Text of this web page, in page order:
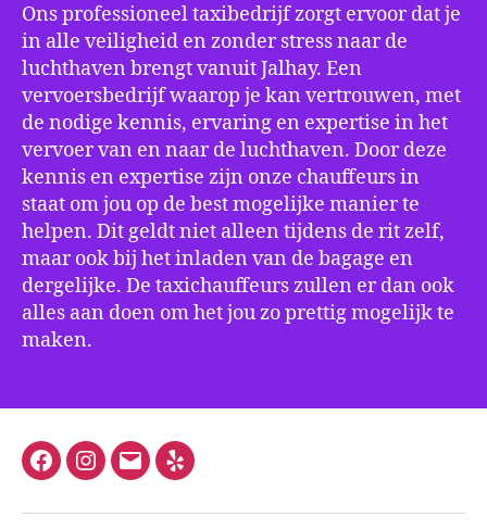
Ons professioneel taxibedrijf zorgt ervoor dat je
in alle veiligheid en zonder stress naar de
luchthaven brengt vanuit Jalhay. Een
vervoersbedrijf waarop je kan vertrouwen, met
de nodige kennis, ervaring en expertise in het
vervoer van en naar de luchthaven. Door deze
kennis en expertise zijn onze chauffeurs in
staat om jou op de best mogelijke manier te
helpen. Dit geldt niet alleen tijdens de rit zelf,
maar ook bij het inladen van de bagage en
dergelijke. De taxichauffeurs zullen er dan ook
alles aan doen om het jou zo prettig mogelijk te
maken.
FacebookInstagram
E-
Yelp